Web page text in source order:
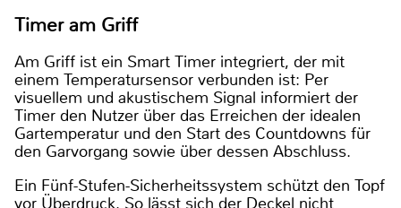
Timer am Griff
Am Griff ist ein Smart Timer integriert, der mit
einem Temperatursensor verbunden ist: Per
visuellem und akustischem Signal informiert der
Timer den Nutzer über das Erreichen der idealen
Gartemperatur und den Start des Countdowns für
den Garvorgang sowie über dessen Abschluss.
Ein Fünf-Stufen-Sicherheitssystem schützt den Topf
vor Überdruck. So lässt sich der Deckel nicht